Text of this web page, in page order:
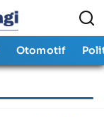
Otomotif